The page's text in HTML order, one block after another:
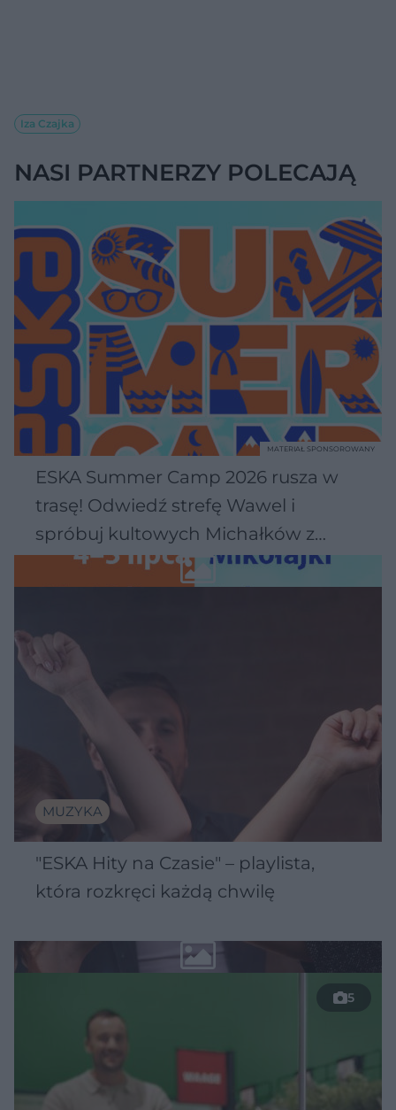
Iza Czajka
NASI PARTNERZY POLECAJĄ
ESKA Summer Camp 2026 rusza w
trasę! Odwiedź strefę Wawel i
spróbuj kultowych Michałków z
Wawelu
MATERIAŁ SPONSOROWANY
MUZYKA
"ESKA Hity na Czasie" – playlista,
która rozkręci każdą chwilę
5